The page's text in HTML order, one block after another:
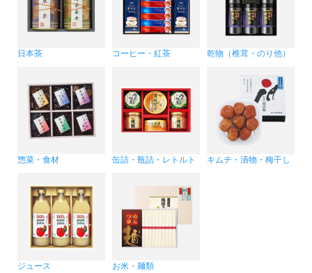
日本茶 コーヒー・紅茶 乾物（椎茸・のり他）
惣菜・食材 缶詰・瓶詰・レトルト キムチ・漬物・梅干し
ジュース お米・麺類